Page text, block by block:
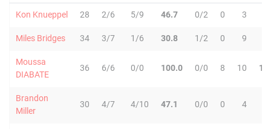
Kon Knueppel 28 2/6 5/9 46.7 0/2 0 3
Miles Bridges 34 3/7 1/6 30.8 1/2 0 9
Moussa
DIABATE
36 6/6 0/0 100.0 0/0 8 10 18
Brandon
Miller
30 4/7 4/10 47.1 0/0 0 4